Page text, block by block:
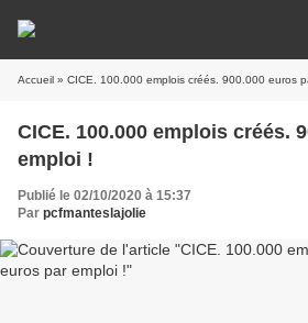
Accueil » CICE. 100.000 emplois créés. 900.000 euros
CICE. 100.000 emplois créés.
emploi !
Publié le 02/10/2020 à 15:37
Par pcfmanteslajolie